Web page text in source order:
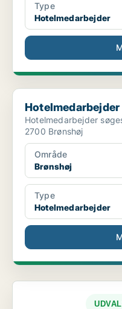
Type
Hotelmedarbejder
Hotelmedarbejder i Brønshøj
Hotelmedarbejder
2700 Brønshøj
Område
Brønshøj
Type
Hotelmedarbejder